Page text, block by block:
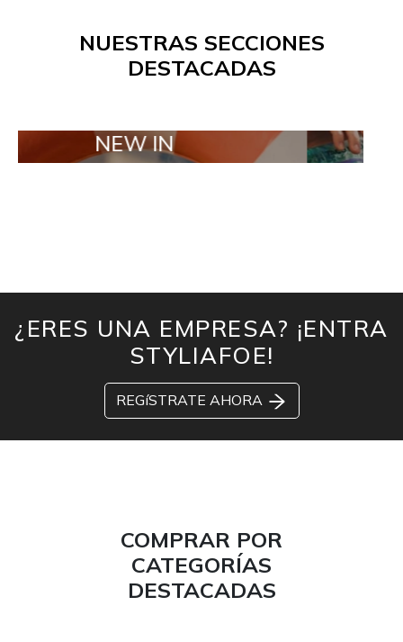
NUESTRAS SECCIONES
DESTACADAS
NEW IN TAILOR
¿ERES UNA EMPRESA? ¡ENTRA
STYLIAFOE!
REGíSTRATE AHORA
COMPRAR POR
CATEGORÍAS
DESTACADAS